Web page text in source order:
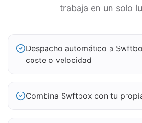
trabaja en un solo
Despacho automático a
coste o velocidad
Combina Swftbox con tu